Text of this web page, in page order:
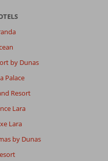
by Dunas
Palace
Resort
Lara
Lara
by Dunas